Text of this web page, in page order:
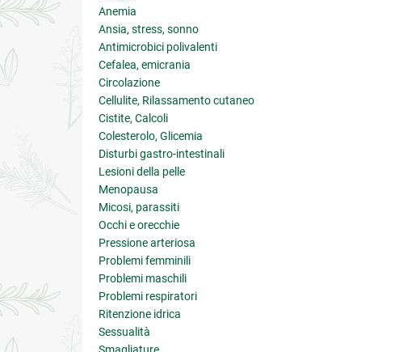
Anemia
Ansia, stress, sonno
Antimicrobici polivalenti
Cefalea, emicrania
Circolazione
Cellulite, Rilassamento cutaneo
Cistite, Calcoli
Colesterolo, Glicemia
Disturbi gastro-intestinali
Lesioni della pelle
Menopausa
Micosi, parassiti
Occhi e orecchie
Pressione arteriosa
Problemi femminili
Problemi maschili
Problemi respiratori
Ritenzione idrica
Sessualità